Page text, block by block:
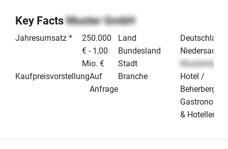
Key FactsMuster GmbH
Jahresumsatz *
250.000
€ - 1,00
Mio. €
KaufpreisvorstellungAuf
Anfrage
Land
Deutschland
Bundesland
Stadt
Musterstadt
Branche
Hotel /
Gastronomie
& Hotellerie